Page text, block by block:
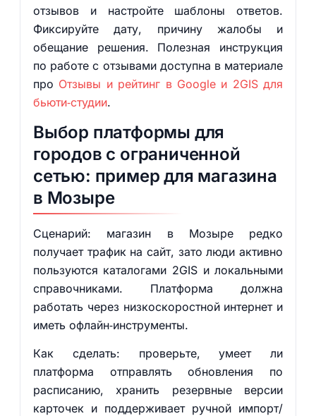
отзывов и настройте шаблоны ответов.
Фиксируйте дату, причину жалобы и
обещание решения. Полезная инструкция
по работе с отзывами доступна в материале
про Отзывы и рейтинг в Google и 2GIS для
бьюти‑студии.
Выбор платформы для
городов с ограниченной
сетью: пример для магазина
в Мозыре
Сценарий: магазин в Мозыре редко
получает трафик на сайт, зато люди активно
пользуются каталогами 2GIS и локальными
справочниками. Платформа должна
работать через низкоскоростной интернет и
иметь офлайн‑инструменты.
Как сделать: проверьте, умеет ли
платформа отправлять обновления по
расписанию, хранить резервные версии
карточек и поддерживает ручной импорт/